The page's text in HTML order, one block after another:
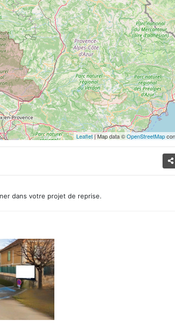
Leaflet| Map data ©OpenStreetMap
dans votre projet de reprise.